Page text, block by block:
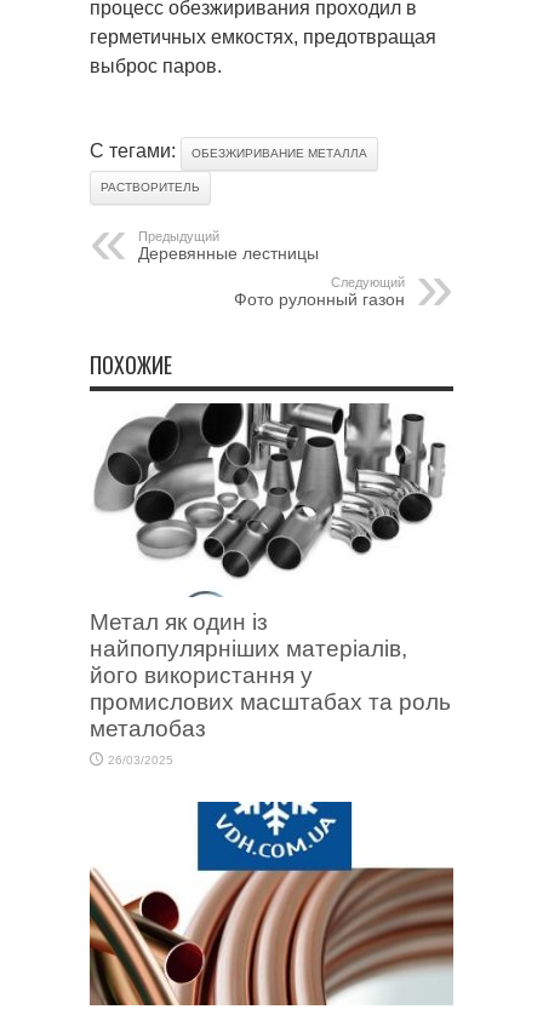
процесс обезжиривания проходил в
герметичных емкостях, предотвращая
выброс паров.
С тегами: ОБЕЗЖИРИВАНИЕ МЕТАЛЛА
РАСТВОРИТЕЛЬ
Предыдущий
Деревянные лестницы
Следующий
Фото рулонный газон
ПОХОЖИЕ
Метал як один із
найпопулярніших матеріалів,
його використання у
промислових масштабах та роль
металобаз
26/03/2025